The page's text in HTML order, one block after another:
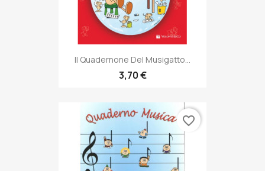
Il Quadernone Del Musigatto...
3,70 €
favorite_border